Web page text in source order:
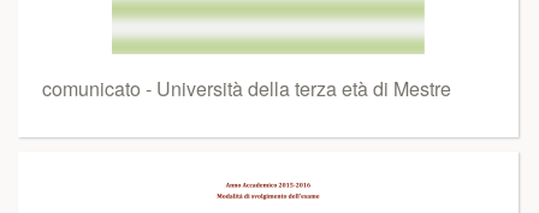
comunicato - Università della terza età di Mestre